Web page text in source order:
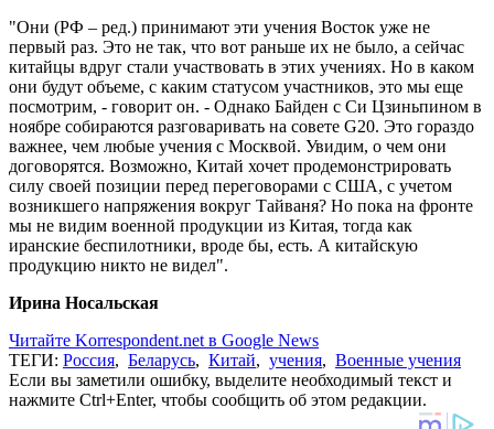
"Они (РФ – ред.) принимают эти учения Восток уже не
первый раз. Это не так, что вот раньше их не было, а сейчас
китайцы вдруг стали участвовать в этих учениях. Но в каком
они будут объеме, с каким статусом участников, это мы еще
посмотрим, - говорит он. - Однако Байден с Си Цзиньпином в
ноябре собираются разговаривать на совете G20. Это гораздо
важнее, чем любые учения с Москвой. Увидим, о чем они
договорятся. Возможно, Китай хочет продемонстрировать
силу своей позиции перед переговорами с США, с учетом
возникшего напряжения вокруг Тайваня? Но пока на фронте
мы не видим военной продукции из Китая, тогда как
иранские беспилотники, вроде бы, есть. А китайскую
продукцию никто не видел".
Ирина Носальская
Читайте Korrespondent.net в Google News
ТЕГИ: Россия, Беларусь, Китай, учения, Военные учения
Если вы заметили ошибку, выделите необходимый текст и
нажмите Ctrl+Enter, чтобы сообщить об этом редакции.